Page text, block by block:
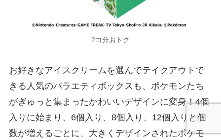
2コ分おトク
お好きなアイスクリームを選んでテイクアウトで
きる人気のバラエティボックスも、ポケモンたち
がぎゅっと集まったかわいいデザインに変身！4個
入りに始まり、6個入り、8個入り、12個入りと個
数が増えるごとに、大きくデザインされたポケモ